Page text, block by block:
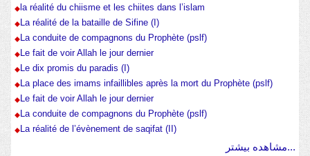
la réalité du chiisme et les chiites dans l’islam
La réalité de la bataille de Sifine (I)
La conduite de compagnons du Prophète (pslf)
Le fait de voir Allah le jour dernier
Le dix promis du paradis (I)
La place des imams infaillibles après la mort du Prophète (pslf)
Le fait de voir Allah le jour dernier
La conduite de compagnons du Prophète (pslf)
La réalité de l’évènement de saqifat (II)
مشاهده بیشتر...